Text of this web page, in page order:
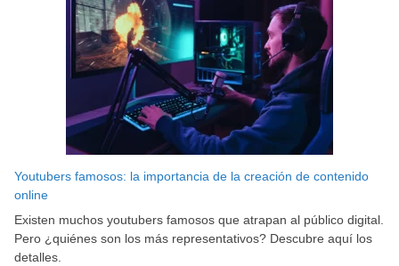
Youtubers famosos: la importancia de la creación de contenido
online
Existen muchos youtubers famosos que atrapan al público digital.
Pero ¿quiénes son los más representativos? Descubre aquí los
detalles.